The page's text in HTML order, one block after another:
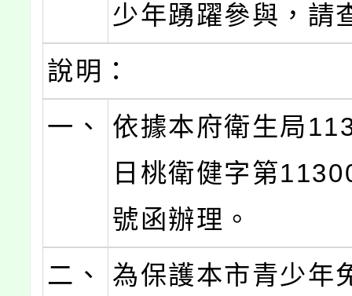
少年踴躍參與，請
說明：
一、
依據本府衛生局
日桃衛健字第
號函辦理。
二、
為保護本市青少年